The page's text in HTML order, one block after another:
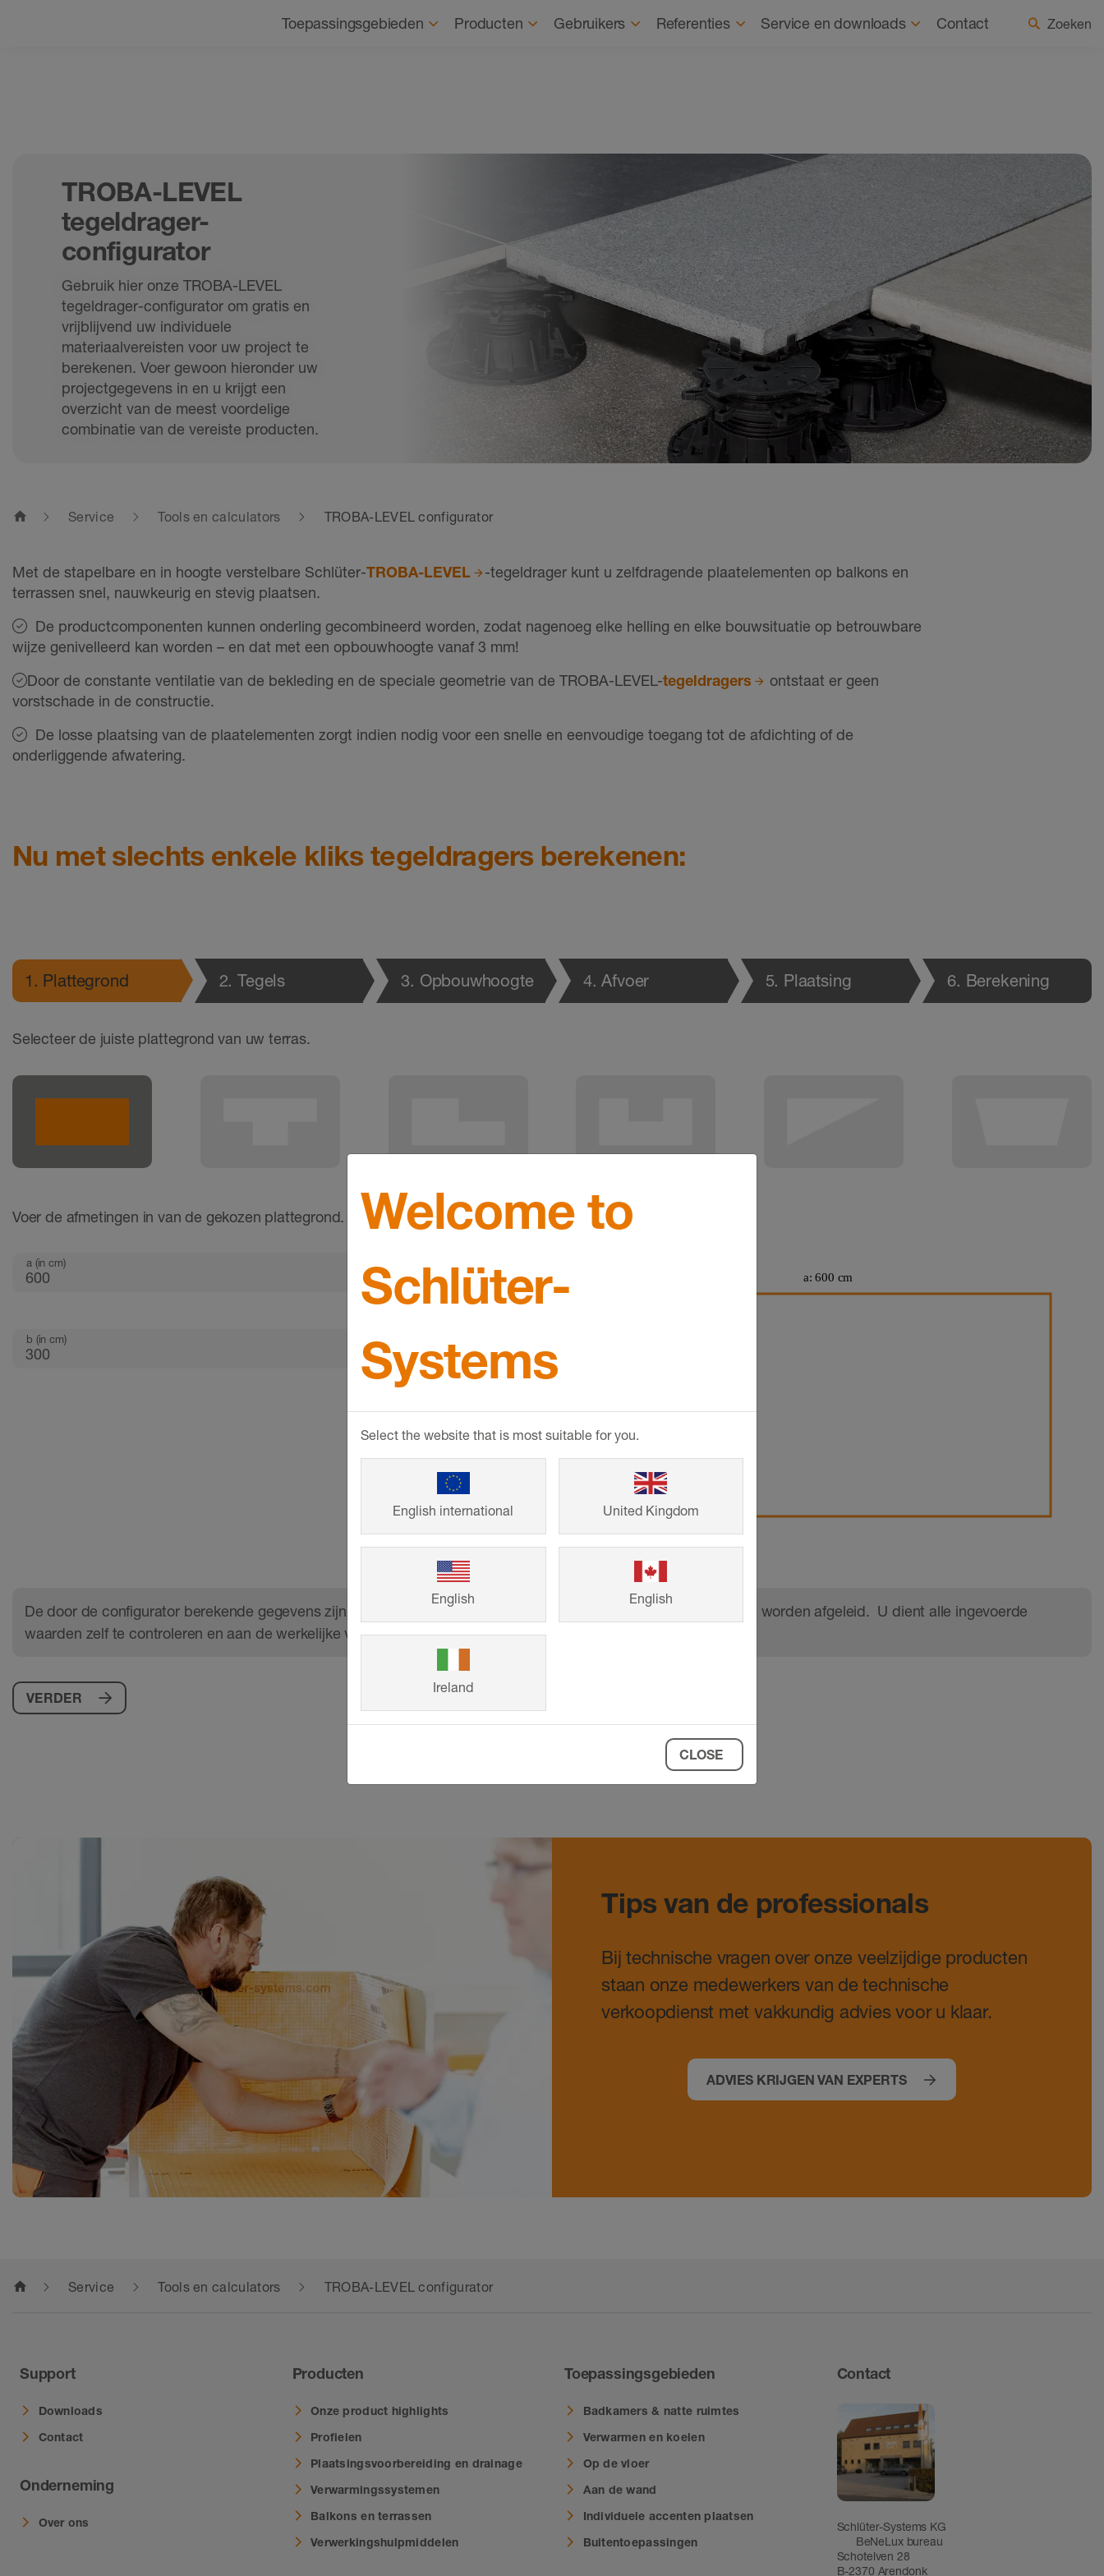
Over ons Duurzaamheid Nieuws Land / taal selecteren
Toepassingsgebieden Producten Gebruikers Referenties Service en downloads Contact Zoeken
TROBA-LEVEL
tegeldrager-
configurator
Gebruik hier onze TROBA-LEVEL
tegeldrager-configurator om gratis en
vrijblijvend uw individuele
materiaalvereisten voor uw project te
berekenen. Voer gewoon hieronder uw
projectgegevens in en u krijgt een
overzicht van de meest voordelige
combinatie van de vereiste producten.
home Service Tools en calculators TROBA-LEVEL configurator
Met de stapelbare en in hoogte verstelbare Schlüter-TROBA-LEVEL
-tegeldrager kunt u zelfdragende plaatelementen op balkons en
terrassen snel, nauwkeurig en stevig plaatsen.
De productcomponenten kunnen onderling gecombineerd worden, zodat nagenoeg elke helling en elke bouwsituatie op betrouwbare
wijze genivelleerd kan worden – en dat met een opbouwhoogte vanaf 3 mm!
Door de constante ventilatie van de bekleding en de speciale geometrie van de TROBA-LEVEL-tegeldragers
ontstaat er geen
vorstschade in de constructie.
De losse plaatsing van de plaatelementen zorgt indien nodig voor een snelle en eenvoudige toegang tot de afdichting of de
onderliggende afwatering.
Nu met slechts enkele kliks tegeldragers berekenen:
1 . Plattegrond 2. Tegels 3. Opbouwhoogte 4. Afvoer 5. Plaatsing 6. Berekening
Selecteer de juiste plattegrond van uw terras.
Voer de afmetingen in van de gekozen plattegrond.
a (in cm)
b (in cm)
De door de configurator berekende gegevens zijn als richtlijn te beschouwen. Garantieclaims kunnen hier niet uit worden afgeleid.  U dient alle ingevoerde
waarden zelf te controleren en aan de werkelijke vereisten aan te passen.
VERDER
Tips van de professionals
Bij technische vragen over onze veelzijdige producten
staan onze medewerkers van de technische
verkoopdienst met vakkundig advies voor u klaar.
ADVIES KRIJGEN VAN EXPERTS
home Service Tools en calculators TROBA-LEVEL configurator
Support
Downloads
Contact
Onderneming
Over ons
Producten
Onze product highlights
Profielen
Plaatsingsvoorbereiding en drainage
Verwarmingssystemen
Balkons en terrassen
Verwerkingshulpmiddelen
Toepassingsgebieden
Badkamers & natte ruimtes
Verwarmen en koelen
Op de vloer
Aan de wand
Individuele accenten plaatsen
Buitentoepassingen
Contact
Schlüter-Systems KG
BeNeLux bureau
Schotelven 28
B-2370 Arendonk
Welcome to
Schlüter-
Systems
Select the website that is most suitable for you.
English international United Kingdom
English English
Ireland
CLOSE